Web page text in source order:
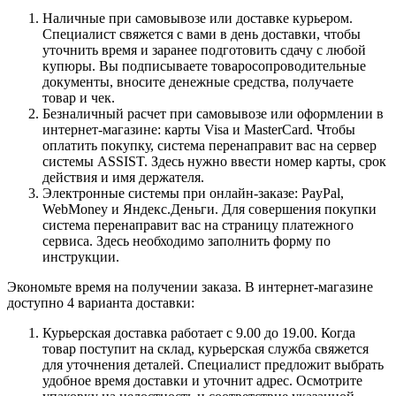
Наличные при самовывозе или доставке курьером.
Специалист свяжется с вами в день доставки, чтобы
уточнить время и заранее подготовить сдачу с любой
купюры. Вы подписываете товаросопроводительные
документы, вносите денежные средства, получаете
товар и чек.
Безналичный расчет при самовывозе или оформлении в
интернет-магазине: карты Visa и MasterCard. Чтобы
оплатить покупку, система перенаправит вас на сервер
системы ASSIST. Здесь нужно ввести номер карты, срок
действия и имя держателя.
Электронные системы при онлайн-заказе: PayPal,
WebMoney и Яндекс.Деньги. Для совершения покупки
система перенаправит вас на страницу платежного
сервиса. Здесь необходимо заполнить форму по
инструкции.
Экономьте время на получении заказа. В интернет-магазине
доступно 4 варианта доставки:
Курьерская доставка работает с 9.00 до 19.00. Когда
товар поступит на склад, курьерская служба свяжется
для уточнения деталей. Специалист предложит выбрать
удобное время доставки и уточнит адрес. Осмотрите